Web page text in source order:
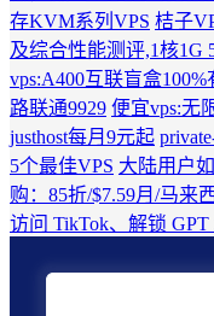
存KVM系列VPS 桔子
及综合性能测评,1核1G
vps:A400互联盲盒
路联通9929 便宜vps:无
justhost每月9元起
5个最佳VPS 大陆用户
购：85折/$7.59月/马来
访问 TikTok、解锁